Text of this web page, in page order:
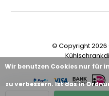
© Copyright 2026
Wir benutzen Cookies nur für
zu verbessern. Ist das in